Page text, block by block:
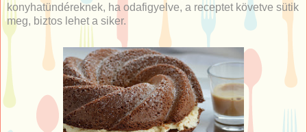
konyhatündéreknek, ha odafigyelve, a receptet követve sütik
meg, biztos lehet a siker.